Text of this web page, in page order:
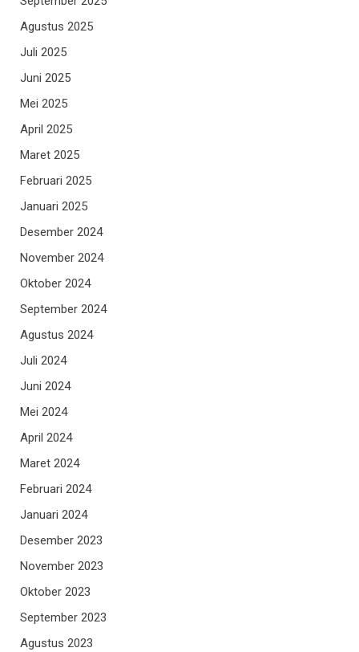
Agustus 2025
Juli 2025
Juni 2025
Mei 2025
April 2025
Maret 2025
Februari 2025
Januari 2025
Desember 2024
November 2024
Oktober 2024
September 2024
Agustus 2024
Juli 2024
Juni 2024
Mei 2024
April 2024
Maret 2024
Februari 2024
Januari 2024
Desember 2023
November 2023
Oktober 2023
September 2023
Agustus 2023